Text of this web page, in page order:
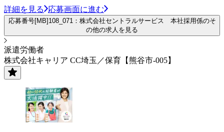
詳細を見る 応募画面に進む
応募番号[MB]108_071：株式会社セントラルサービス 本社採用係のそ
の他の求人を見る
派遣労働者
株式会社キャリア CC埼玉／保育【熊谷市-005】